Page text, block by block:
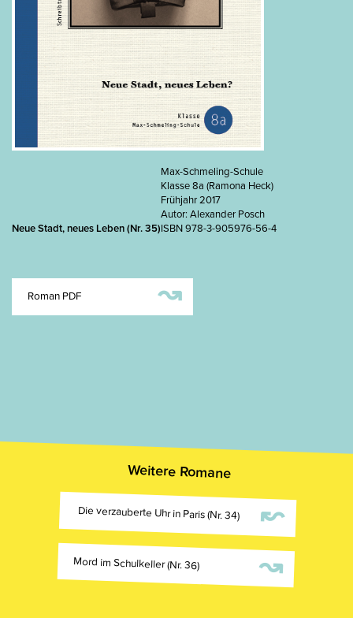
Neue Stadt, neues Leben (Nr. 35)
Max-Schmeling-Schule
Klasse 8a (Ramona Heck)
Frühjahr 2017
Autor: Alexander Posch
ISBN 978-3-905976-56-4
Roman PDF ↝
Weitere Romane
↜
Die verzauberte Uhr in Paris (Nr. 34)
Mord im Schulkeller (Nr. 36) ↝